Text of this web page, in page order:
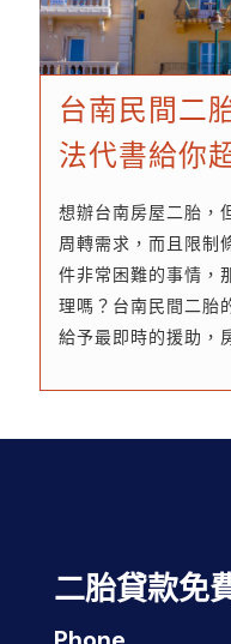
台南民間二
法代書給你
想辦台南房屋二胎，
周轉需求，而且限制
件非常困難的事情，
理嗎？台南民間二胎
給予最即時的援助，
二胎貸款免